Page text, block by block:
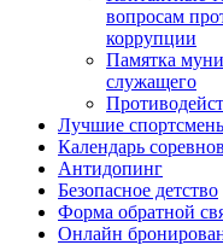
вопросам
коррупции
Памятка
служащего
Лучшие
Календарь
Антидопинг
Безопасное детство
Форма обратной
Онлайн